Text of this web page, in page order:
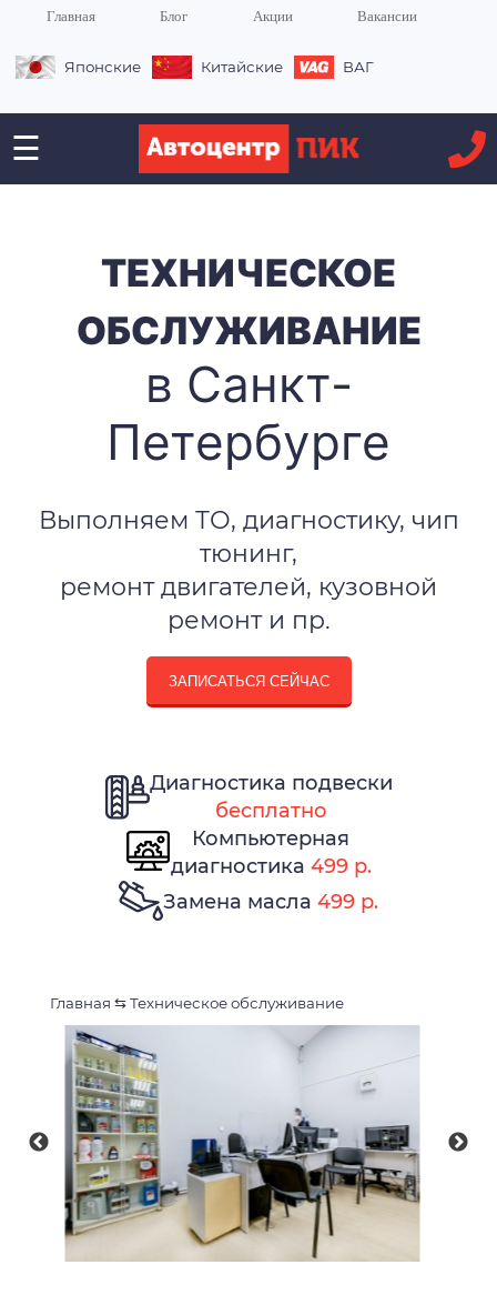
Главная Блог Акции Вакансии
Японские Китайские ВАГ
☰
ТЕХНИЧЕСКОЕ
ОБСЛУЖИВАНИЕ
в Санкт-
Петербурге
Выполняем ТО, диагностику, чип
тюнинг,
ремонт двигателей, кузовной
ремонт и пр.
ЗАПИСАТЬСЯ СЕЙЧАС
Диагностика подвески
бесплатно
Компьютерная
диагностика 499 р.
Замена масла 499 р.
Главная ⇆Техническое обслуживание